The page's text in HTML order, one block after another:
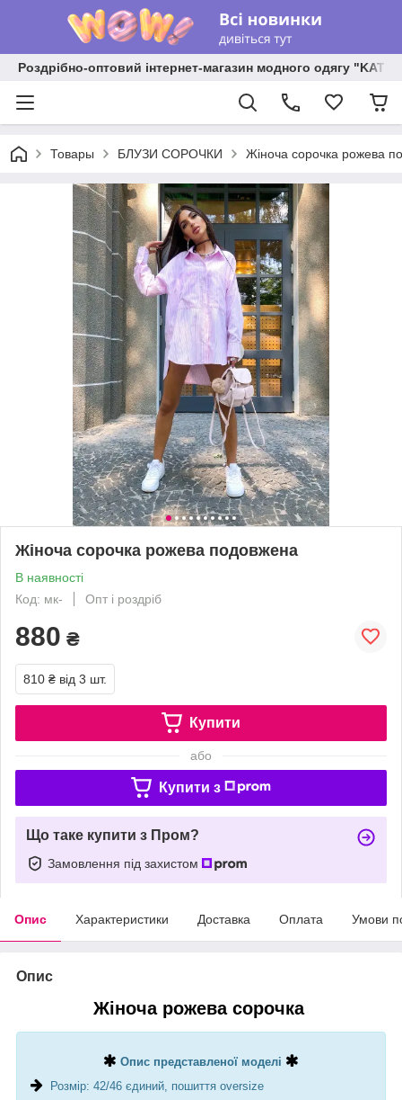
Роздрібно-оптовий інтернет-магазин модного одягу
Товары БЛУЗИ СОРОЧКИ Жіноча сорочка рожева
Жіноча сорочка рожева подовжена
В наявності
Код: мк-
Опт і роздріб
880 ₴
810 ₴ від 3 шт.
Купити
або
Купити з
Що таке купити з Пром?
Замовлення під захистом
Опис Характеристики Доставка Оплата Умови
Опис
Жіноча рожева сорочка
Опис представленої моделі
Розмір: 42/46 єдиний, пошиття oversize